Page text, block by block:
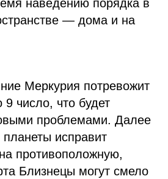
наведению порядка в
— дома и на
Меркурия потревожит
число, что будет
проблемами. Далее
исправит
противоположную,
Близнецы могут смело